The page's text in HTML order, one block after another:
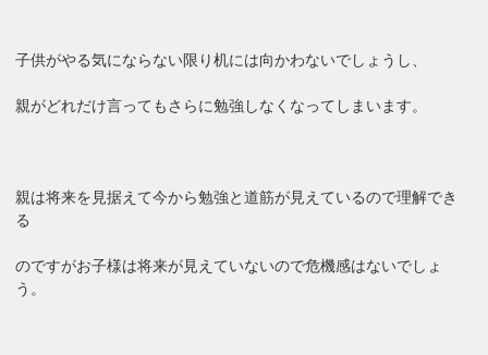
子供がやる気にならない限り机には向かわないでしょうし、
親がどれだけ言ってもさらに勉強しなくなってしまいます。
親は将来を見据えて今から勉強と道筋が見えているので理解でき
る
のですがお子様は将来が見えていないので危機感はないでしょ
う。